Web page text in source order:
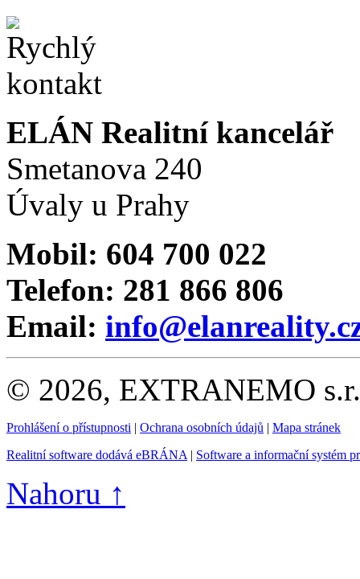
ELÁN Realitní kancelář
Smetanova 240
Úvaly u Prahy
Mobil: 604 700 022
Telefon: 281 866 806
Email:
© 2026, EXTRANEMO
Prohlášení o přístupnosti | Ochrana osobních údajů | Mapa stránek
Realitní software dodává eBRÁNA | Software a informační systém
Nahoru ↑